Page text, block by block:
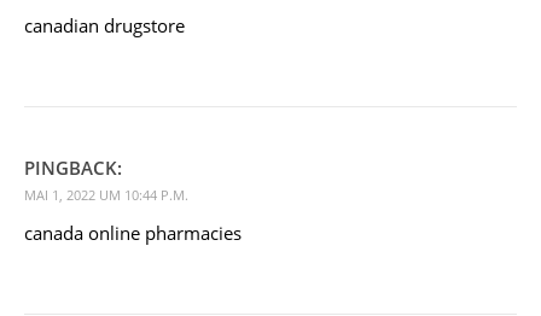
canadian drugstore
PINGBACK:
MAI 1, 2022 UM 10:44 P.M.
canada online pharmacies